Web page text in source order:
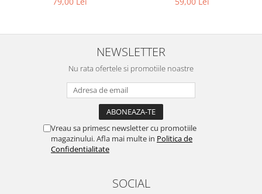
NEWSLETTER
Nu rata ofertele si promotiile noastre
Vreau sa primesc newsletter cu promotiile
magazinului. Afla mai multe in Politica de
Confidentialitate
SOCIAL